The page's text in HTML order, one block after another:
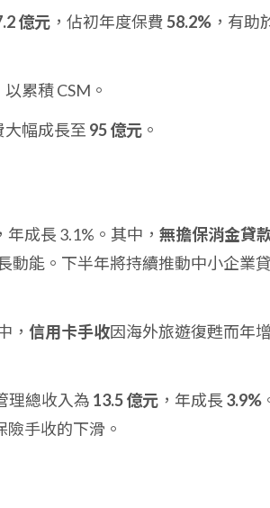
億元 ，佔初年度保費58.2% ，有助
累積 CSM。
大幅成長至 95 億元 。
年成長 3.1%。其中， 無擔保消金貸
動能。下半年將持續推動中小企業
， 信用卡手收因海外旅遊復甦而年
理總收入為 13.5 億元 ，年成長 3.9%
險手收的下滑。